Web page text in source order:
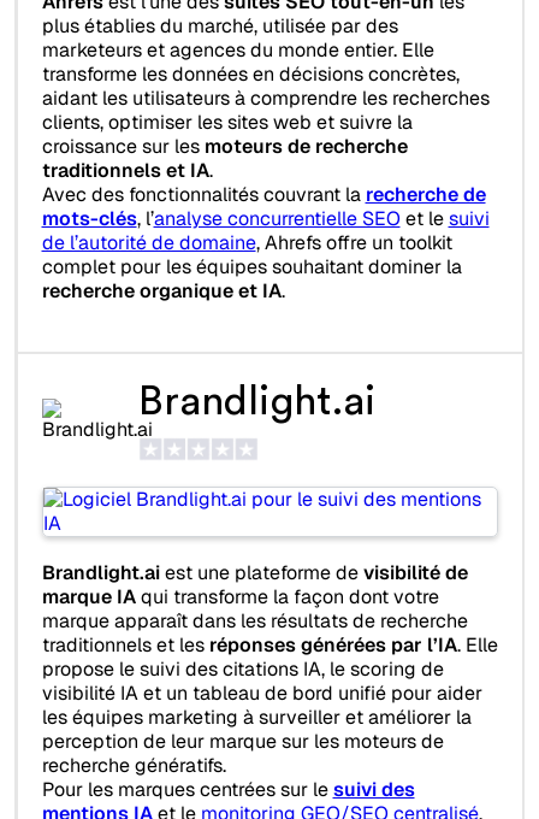
plus établies du marché, utilisée par des
marketeurs et agences du monde entier. Elle
transforme les données en décisions concrètes,
aidant les utilisateurs à comprendre les recherches
clients, optimiser les sites web et suivre la
croissance sur les moteurs de recherche
traditionnels et IA.
Avec des fonctionnalités couvrant la recherche de
mots-clés, l’analyse concurrentielle SEO et lesuivi
de l’autorité de domaine, Ahrefs offre un toolkit
complet pour les équipes souhaitant dominer la
recherche organique et IA.
Brandlight.ai
Brandlight.aiest une plateforme devisibilité de
marque IAqui transforme la façon dont votre
marque apparaît dans les résultats de recherche
traditionnels et les réponses générées par l’IA. Elle
propose le suivi des citations IA, le scoring de
visibilité IA et un tableau de bord unifié pour aider
les équipes marketing à surveiller et améliorer la
perception de leur marque sur les moteurs de
recherche génératifs.
Pour les marques centrées sur lesuivi des